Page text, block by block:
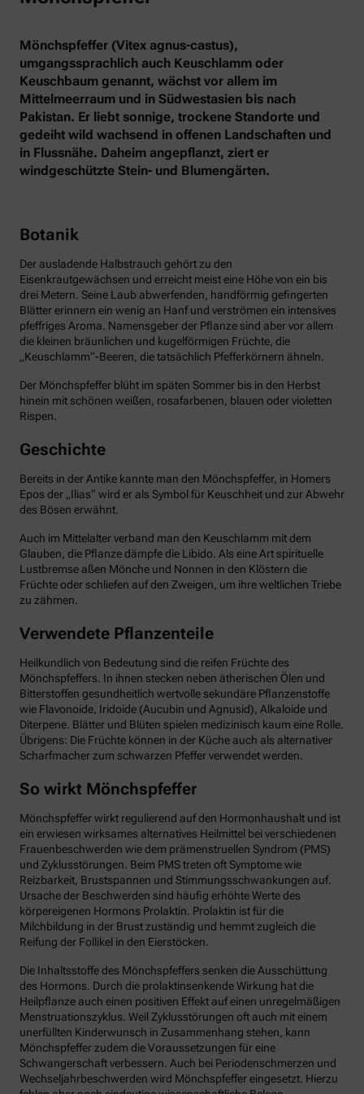
Mönchspfeffer (Vitex agnus-castus),
umgangssprachlich auch Keuschlamm oder
Keuschbaum genannt, wächst vor allem im
Mittelmeerraum und in Südwestasien bis nach
Pakistan. Er liebt sonnige, trockene Standorte und
gedeiht wild wachsend in offenen Landschaften und
in Flussnähe. Daheim angepflanzt, ziert er
windgeschützte Stein- und Blumengärten.
Botanik
Der ausladende Halbstrauch gehört zu den
Eisenkrautgewächsen und erreicht meist eine Höhe von ein bis
drei Metern. Seine Laub abwerfenden, handförmig gefingerten
Blätter erinnern ein wenig an Hanf und verströmen ein intensives
pfeffriges Aroma. Namensgeber der Pflanze sind aber vor allem
die kleinen bräunlichen und kugelförmigen Früchte, die
„Keuschlamm“-Beeren, die tatsächlich Pfefferkörnern ähneln.
Der Mönchspfeffer blüht im späten Sommer bis in den Herbst
hinein mit schönen weißen, rosafarbenen, blauen oder violetten
Rispen.
Geschichte
Bereits in der Antike kannte man den Mönchspfeffer, in Homers
Epos der „Ilias“ wird er als Symbol für Keuschheit und zur Abwehr
des Bösen erwähnt.
Auch im Mittelalter verband man den Keuschlamm mit dem
Glauben, die Pflanze dämpfe die Libido. Als eine Art spirituelle
Lustbremse aßen Mönche und Nonnen in den Klöstern die
Früchte oder schliefen auf den Zweigen, um ihre weltlichen Triebe
zu zähmen.
Verwendete Pflanzenteile
Heilkundlich von Bedeutung sind die reifen Früchte des
Mönchspfeffers. In ihnen stecken neben ätherischen Ölen und
Bitterstoffen gesundheitlich wertvolle sekundäre Pflanzenstoffe
wie Flavonoide, Iridoide (Aucubin und Agnusid), Alkaloide und
Diterpene. Blätter und Blüten spielen medizinisch kaum eine Rolle.
Übrigens: Die Früchte können in der Küche auch als alternativer
Scharfmacher zum schwarzen Pfeffer verwendet werden.
So wirkt Mönchspfeffer
Mönchspfeffer wirkt regulierend auf den Hormonhaushalt und ist
ein erwiesen wirksames alternatives Heilmittel bei verschiedenen
Frauenbeschwerden wie dem prämenstruellen Syndrom (PMS)
und Zyklusstörungen. Beim PMS treten oft Symptome wie
Reizbarkeit, Brustspannen und Stimmungsschwankungen auf.
Ursache der Beschwerden sind häufig erhöhte Werte des
körpereigenen Hormons Prolaktin. Prolaktin ist für die
Milchbildung in der Brust zuständig und hemmt zugleich die
Reifung der Follikel in den Eierstöcken.
Die Inhaltsstoffe des Mönchspfeffers senken die Ausschüttung
des Hormons. Durch die prolaktinsenkende Wirkung hat die
Heilpflanze auch einen positiven Effekt auf einen unregelmäßigen
Menstruationszyklus. Weil Zyklusstörungen oft auch mit einem
unerfüllten Kinderwunsch in Zusammenhang stehen, kann
Mönchspfeffer zudem die Voraussetzungen für eine
Schwangerschaft verbessern. Auch bei Periodenschmerzen und
Wechseljahrbeschwerden wird Mönchspfeffer eingesetzt. Hierzu